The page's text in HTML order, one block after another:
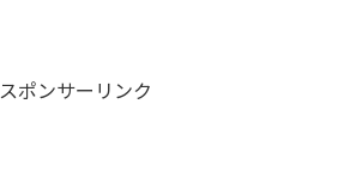
スポンサーリンク